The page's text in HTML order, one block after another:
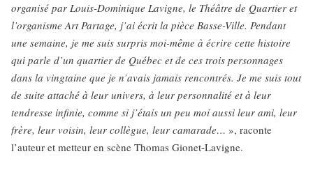
organisé par Louis-Dominique Lavigne, le Théâtre de Quartier et
l’organisme Art Partage, j’ai écrit la pièce Basse-Ville. Pendant
une semaine, je me suis surpris moi-même à écrire cette histoire
qui parle d’un quartier de Québec et de ces trois personnages
dans la vingtaine que je n’avais jamais rencontrés. Je me suis tout
de suite attaché à leur univers, à leur personnalité et à leur
tendresse infinie, comme si j’étais un peu moi aussi leur ami, leur
frère, leur voisin, leur collègue, leur camarade… », raconte
l’auteur et metteur en scène Thomas Gionet-Lavigne.